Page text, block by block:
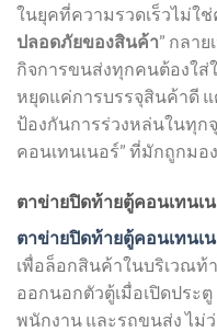
ในยุคที่ความรวดเร็วไม่ใ
ปลอดภัยของสินค้า” กลา
กิจการขนส่งทุกคนต้องใส่
หยุดแค่การบรรจุสินค้าดี
ป้องกันการร่วงหล่นในทุก
คอนเทนเนอร์” ที่มักถูกมอ
ตาข่ายปิดท้ายตู้คอนเทนเ
ตาข่ายปิดท้ายตู้คอนเทนเ
เพื่อล็อกสินค้าในบริเวณ
ออกนอกตัวตู้เมื่อเปิดประ
พนักงาน และรถขนส่ง ไม่